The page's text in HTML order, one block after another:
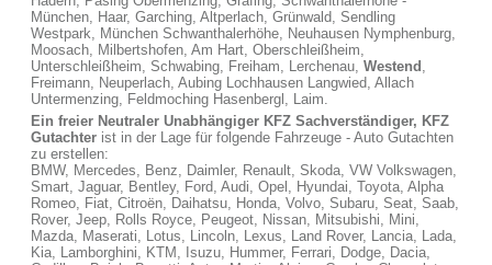
München, Haar, Garching, Altperlach, Grünwald, Sendling
Westpark, München Schwanthalerhöhe, Neuhausen Nymphenburg,
Moosach, Milbertshofen, Am Hart, Oberschleißheim,
Unterschleißheim, Schwabing, Freiham, Lerchenau, Westend ,
Freimann, Neuperlach, Aubing Lochhausen Langwied, Allach
Untermenzing, Feldmoching Hasenbergl, Laim.
Ein freier Neutraler Unabhängiger KFZ Sachverständiger, KFZ
Gutachter ist in der Lage für folgende Fahrzeuge - Auto Gutachten
zu erstellen:
BMW, Mercedes, Benz, Daimler, Renault, Skoda, VW Volkswagen,
Smart, Jaguar, Bentley, Ford, Audi, Opel, Hyundai, Toyota, Alpha
Romeo, Fiat, Citroën, Daihatsu, Honda, Volvo, Subaru, Seat, Saab,
Rover, Jeep, Rolls Royce, Peugeot, Nissan, Mitsubishi, Mini,
Mazda, Maserati, Lotus, Lincoln, Lexus, Land Rover, Lancia, Lada,
Kia, Lamborghini, KTM, Isuzu, Hummer, Ferrari, Dodge, Dacia,